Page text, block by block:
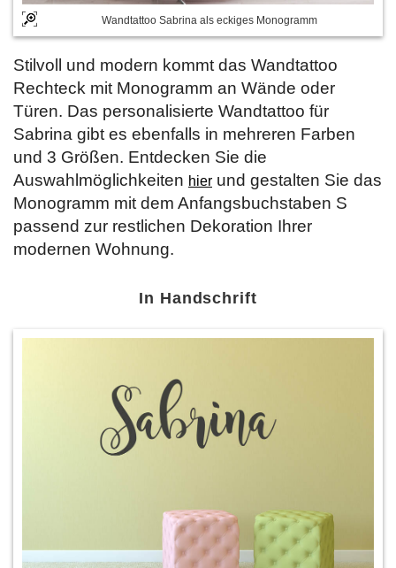
Wandtattoo Sabrina als eckiges Monogramm
Stilvoll und modern kommt das Wandtattoo
Rechteck mit Monogramm an Wände oder
Türen. Das personalisierte Wandtattoo für
Sabrina gibt es ebenfalls in mehreren Farben
und 3 Größen. Entdecken Sie die
Auswahlmöglichkeiten hier und gestalten Sie das
Monogramm mit dem Anfangsbuchstaben S
passend zur restlichen Dekoration Ihrer
modernen Wohnung.
In Handschrift